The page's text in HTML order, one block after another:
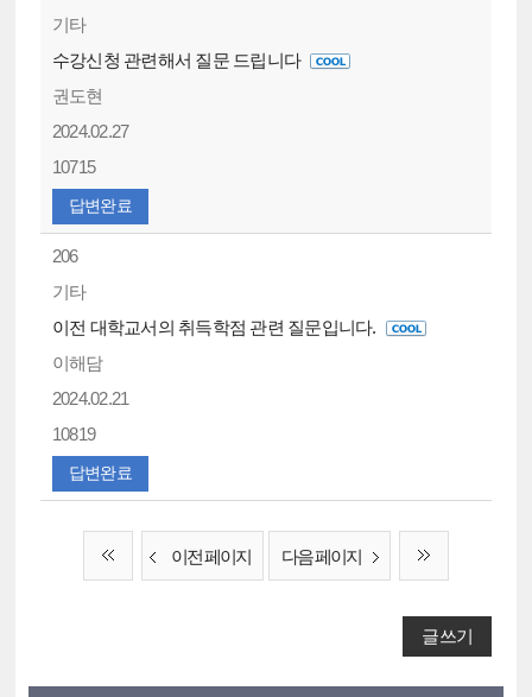
기타
수강신청 관련해서 질문 드립니다
권도현
2024.02.27
10715
답변완료
206
기타
이전 대학교서의 취득학점 관련 질문입니다.
이해담
2024.02.21
10819
답변완료
이전 페이지 다음 페이지
글쓰기